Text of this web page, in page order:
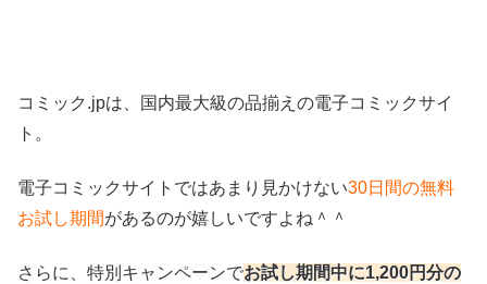
コミック.jpは、国内最大級の品揃えの電子コミックサイ
ト。
電子コミックサイトではあまり見かけない30日間の無料
お試し期間があるのが嬉しいですよね＾＾
さらに、特別キャンペーンでお試し期間中に1,200円分の